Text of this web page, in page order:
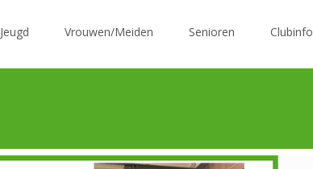
Jeugd Vrouwen/Meiden Senioren Clubinfo